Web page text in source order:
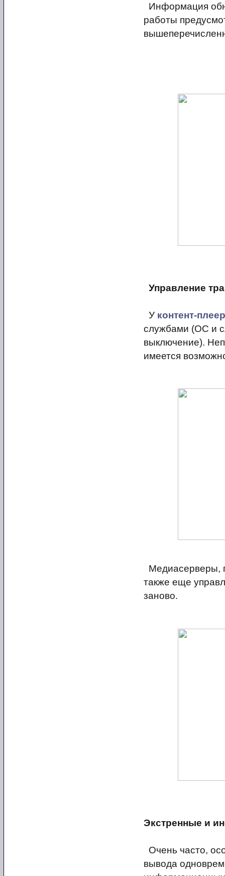
Информация
работы
Управление
У контент-
службами (ОС и
выключение).
имеется
Медиасерверы,
также еще
заново.
Экстренные и
Очень часто,
вывода